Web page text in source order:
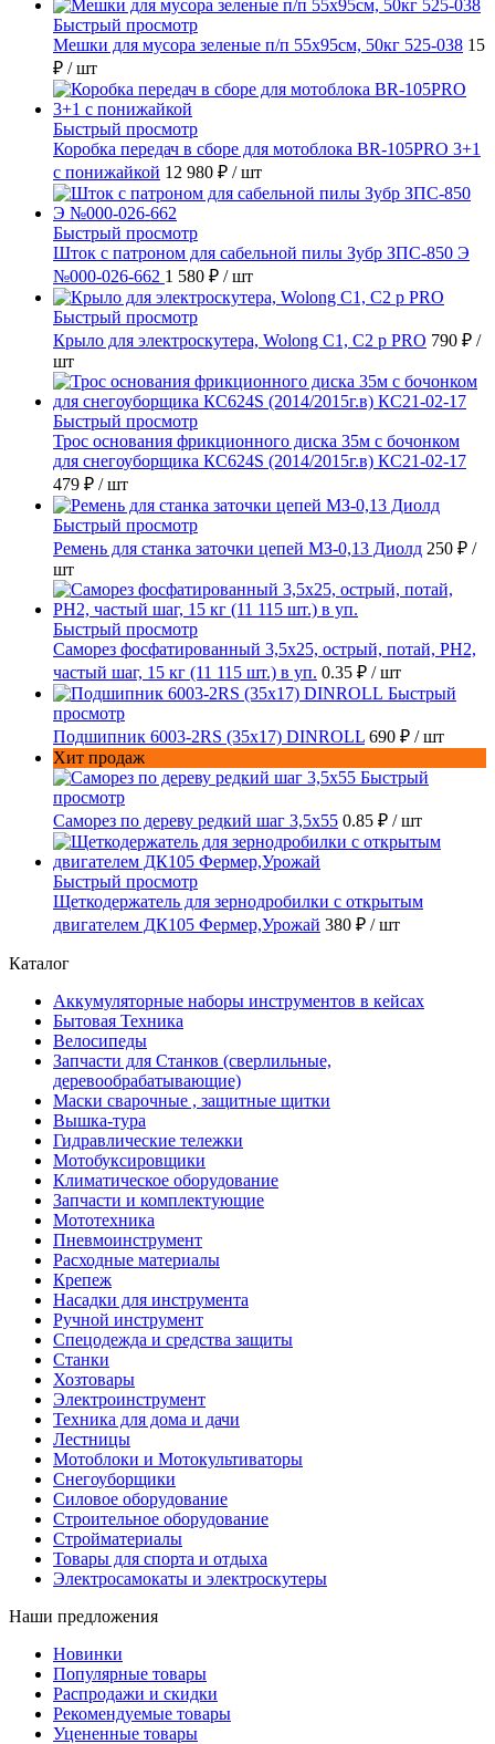
Быстрый просмотр
Мешки для мусора зеленые п/п 55х95см, 50кг 525-038 15
₽ / шт
Быстрый просмотр
Коробка передач в сборе для мотоблока BR-105PRO 3+1
с понижайкой 12 980 ₽ / шт
Быстрый просмотр
Шток с патроном для сабельной пилы Зубр ЗПС-850 Э
№000-026-662 1 580 ₽ / шт
Быстрый просмотр
Крыло для электроскутера, Wolong С1, С2 p PRO 790 ₽ /
шт
Быстрый просмотр
Трос основания фрикционного диска 35м с бочонком
для снегоуборщика КС624S (2014/2015г.в) КС21-02-17
479 ₽ / шт
Быстрый просмотр
Ремень для станка заточки цепей МЗ-0,13 Диолд 250 ₽ /
шт
Быстрый просмотр
Саморез фосфатированный 3,5х25, острый, потай, РН2,
частый шаг, 15 кг (11 115 шт.) в уп. 0.35 ₽ / шт
Быстрый
просмотр
Подшипник 6003-2RS (35х17) DINROLL 690 ₽ / шт
Хит продаж
Быстрый
просмотр
Саморез по дереву редкий шаг 3,5х55 0.85 ₽ / шт
Быстрый просмотр
Щеткодержатель для зернодробилки с открытым
двигателем ДК105 Фермер,Урожай 380 ₽ / шт
Каталог
Аккумуляторные наборы инструментов в кейсах
Бытовая Техника
Велосипеды
Запчасти для Станков (сверлильные,
деревообрабатывающие)
Маски сварочные , защитные щитки
Вышка-тура
Гидравлические тележки
Мотобуксировщики
Климатическое оборудование
Запчасти и комплектующие
Мототехника
Пневмоинструмент
Расходные материалы
Крепеж
Насадки для инструмента
Ручной инструмент
Спецодежда и средства защиты
Станки
Хозтовары
Электроинструмент
Техника для дома и дачи
Лестницы
Мотоблоки и Мотокультиваторы
Снегоуборщики
Силовое оборудование
Строительное оборудование
Стройматериалы
Товары для спорта и отдыха
Электросамокаты и электроскутеры
Наши предложения
Новинки
Популярные товары
Распродажи и скидки
Рекомендуемые товары
Уцененные товары